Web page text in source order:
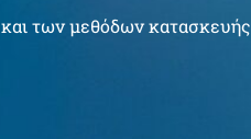
των μεθόδων κατασκευής